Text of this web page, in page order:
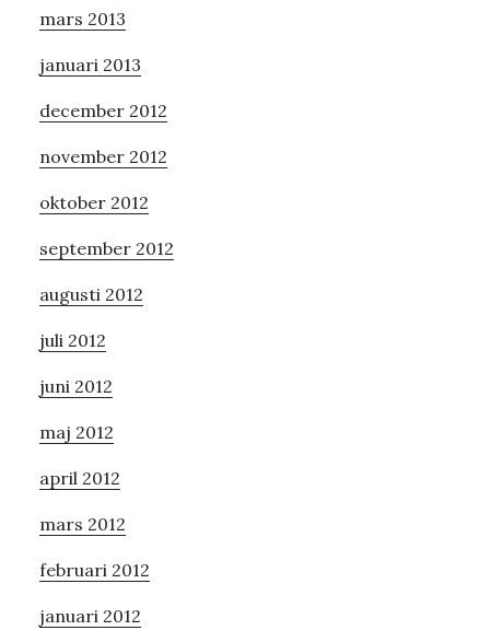
mars 2013
januari 2013
december 2012
november 2012
oktober 2012
september 2012
augusti 2012
juli 2012
juni 2012
maj 2012
april 2012
mars 2012
februari 2012
januari 2012